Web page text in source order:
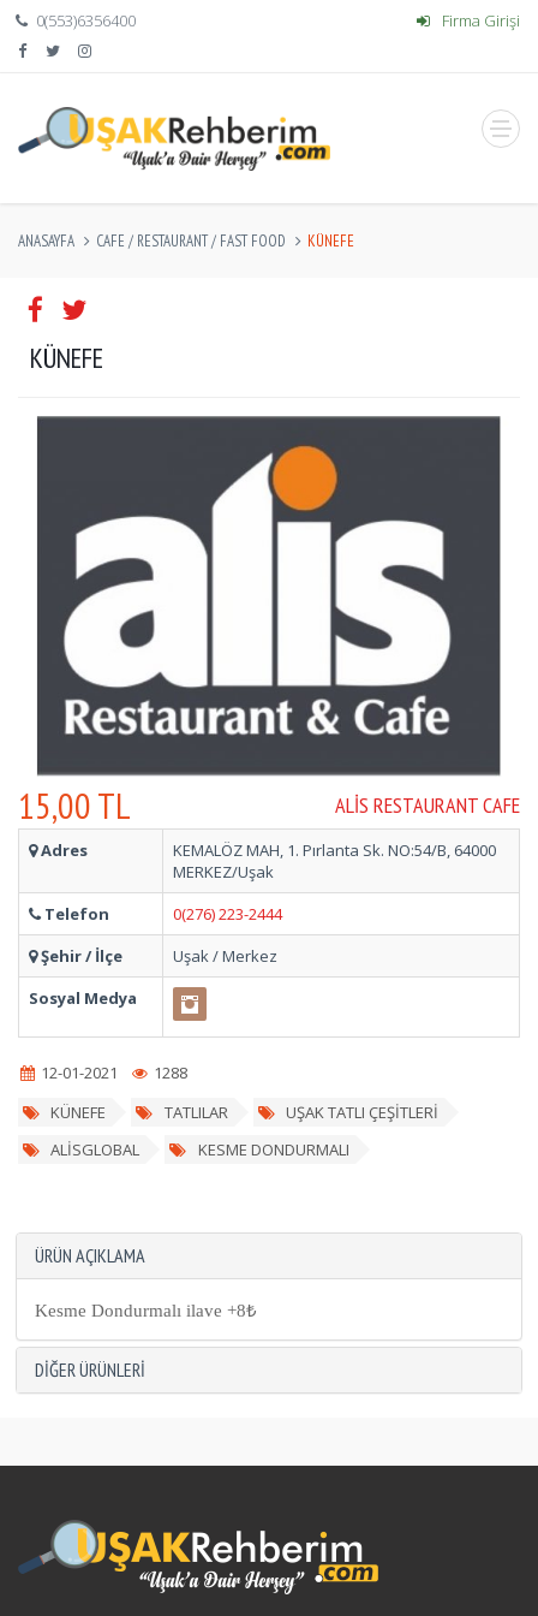
0(553)6356400 Firma Girişi
ANASAYFA CAFE / RESTAURANT / FAST FOOD KÜNEFE
KÜNEFE
ALIS RESTAURANT CAFE
15,00 TL
Adres
KEMALÖZ MAH, 1. Pırlanta Sk. NO:54/B, 64000
MERKEZ/Uşak
Telefon
0(276) 223-2444
Şehir / İlçe
Uşak / Merkez
Sosyal Medya
12-01-2021
1288
KÜNEFE
TATLILAR
UŞAK TATLI ÇEŞİTLERİ
ALİSGLOBAL
KESME DONDURMALI
ÜRÜN AÇIKLAMA
Kesme Dondurmalı ilave +8₺
DIĞER ÜRÜNLERI